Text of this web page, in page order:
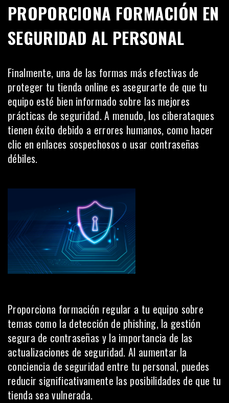
PROPORCIONA FORMACIÓN EN
SEGURIDAD AL PERSONAL
Finalmente, una de las formas más efectivas de
proteger tu tienda online es asegurarte de que tu
equipo esté bien informado sobre las mejores
prácticas de seguridad. A menudo, los ciberataques
tienen éxito debido a errores humanos, como hacer
clic en enlaces sospechosos o usar contraseñas
débiles.
Proporciona formación regular a tu equipo sobre
temas como la detección de phishing, la gestión
segura de contraseñas y la importancia de las
actualizaciones de seguridad. Al aumentar la
conciencia de seguridad entre tu personal, puedes
reducir significativamente las posibilidades de que tu
tienda sea vulnerada.